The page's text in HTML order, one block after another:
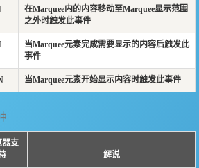
在Marquee内的内容移动至Marquee显示范围
之外时触发此事件
当Marquee元素完成需要显示的内容后触发此
事件
当Marquee元素开始显示内容时触发此事件
器支
解说